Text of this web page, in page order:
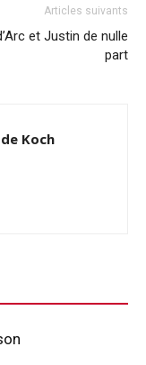
Articles suivants
et Justin de nulle
part
Koch